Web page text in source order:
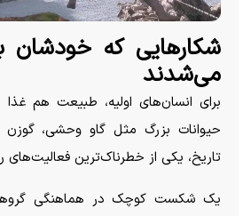
شکار‌هایی که خودشان
می‌شدند
برای انسان‌های اولیه، طبیعت هم
حیوانات بزرگ مثل گاو وحشی،
تاریخ، یکی از خطرناک‌ترین فعالیت‌های
یک شکست کوچک در هماهنگی